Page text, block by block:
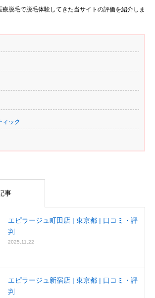
療脱毛で脱毛体験してきた当サイトの評価を紹介しま
ィック
事
エピラージュ町田店 | 東京都 | 口コミ・評
判
2025.11.22
エピラージュ新宿店 | 東京都 | 口コミ・評
判